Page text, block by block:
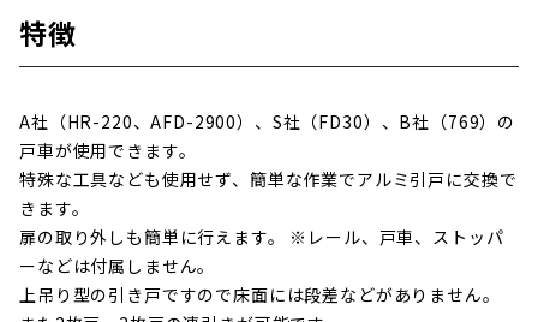
特徴
A社（HR-220、AFD-2900）、S社（FD30）、B社（769）の
戸車が使用できます。
特殊な工具なども使用せず、簡単な作業でアルミ引戸に交換で
きます。
扉の取り外しも簡単に行えます。 ※レール、戸車、ストッパ
ーなどは付属しません。
上吊り型の引き戸ですので床面には段差などがありません。